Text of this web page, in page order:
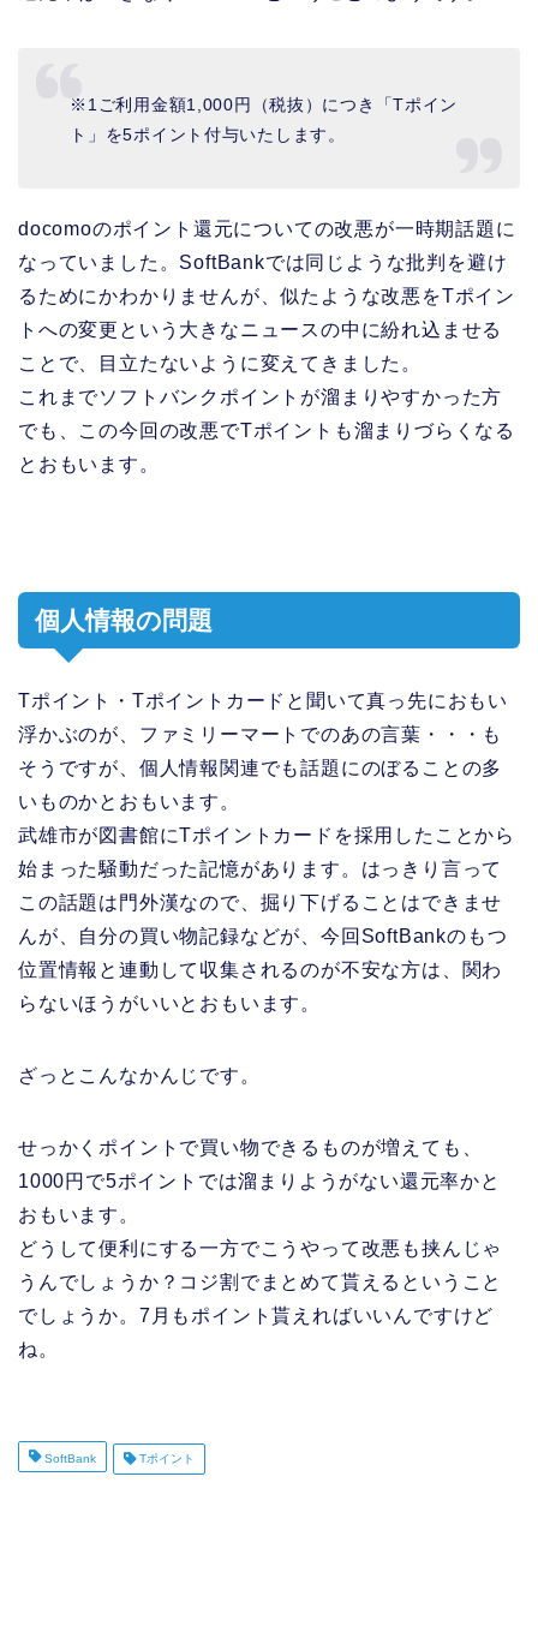
※1ご利用金額1,000円（税抜）につき「Tポイン
ト」を5ポイント付与いたします。
docomoのポイント還元についての改悪が一時期話題に
なっていました。SoftBankでは同じような批判を避け
るためにかわかりませんが、似たような改悪をTポイン
トへの変更という大きなニュースの中に紛れ込ませる
ことで、目立たないように変えてきました。
これまでソフトバンクポイントが溜まりやすかった方
でも、この今回の改悪でTポイントも溜まりづらくなる
とおもいます。
個人情報の問題
Tポイント・Tポイントカードと聞いて真っ先におもい
浮かぶのが、ファミリーマートでのあの言葉・・・も
そうですが、個人情報関連でも話題にのぼることの多
いものかとおもいます。
武雄市が図書館にTポイントカードを採用したことから
始まった騒動だった記憶があります。はっきり言って
この話題は門外漢なので、掘り下げることはできませ
んが、自分の買い物記録などが、今回SoftBankのもつ
位置情報と連動して収集されるのが不安な方は、関わ
らないほうがいいとおもいます。
ざっとこんなかんじです。
せっかくポイントで買い物できるものが増えても、
1000円で5ポイントでは溜まりようがない還元率かと
おもいます。
どうして便利にする一方でこうやって改悪も挟んじゃ
うんでしょうか？コジ割でまとめて貰えるということ
でしょうか。7月もポイント貰えればいいんですけど
ね。
SoftBank Tポイント